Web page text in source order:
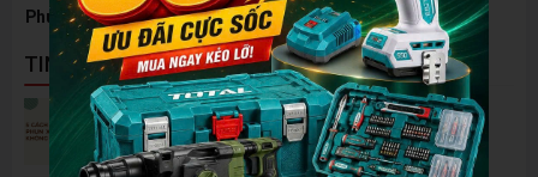
Phụ kiện
1 cặp chổi than, 2 khóa mở
TIN NỔI BẬT
5 Cách Tận Dụng Máy Phun Xịt Áp Lực Cao
Không Chỉ Để Rửa Xe